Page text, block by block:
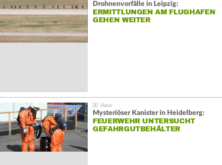
Drohnenvorfälle in Leipzig:
ERMITTLUNGEN AM FLUGHAFEN
GEHEN WEITER
Mysteriöser Kanister in Heidelberg:
FEUERWEHR UNTERSUCHT
GEFAHRGUTBEHÄLTER